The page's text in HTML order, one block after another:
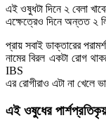
এই ওষুধটা দিনে ২ বেলা
এক্ষেত্রেও দিনে অন্তত ২
প্রায় সবাই ডাক্তারের
নামের বিরল একটা রোগ
IBS
এর রোগীরাও এটা না খেলে
এই ওষুধের